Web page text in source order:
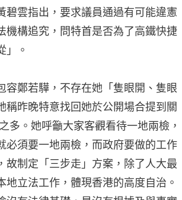
碧雲指出，要求議員通過有可能違憲
機構追究，問特首是否為了高鐵快捷
」。
容鄭若驊，不存在她「隻眼開、隻眼
稱昨晚特意找回她於公開場合提到關
多。她呼籲大家客觀看待一地兩檢，
必須要一地兩檢，而政府要做的工作
故制定「三步走」方案，除了人大最
立法工作，體現香港的高度自治。